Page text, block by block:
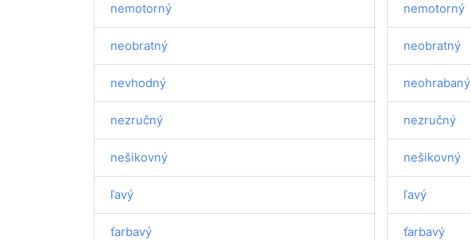
nemotorný
neobratný
nevhodný
nezručný
nešikovný
ľavý
ťarbavý
nemotorný
neobratný
neohrabaný
nezručný
nešikovný
ľavý
ťarbavý